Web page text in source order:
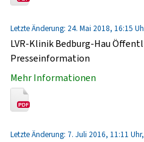
Letzte Änderung: 24. Mai 2018, 16:15
LVR-Klinik Bedburg-Hau
Presseinformation
Mehr Informationen
Letzte Änderung: 7. Juli 2016, 11:11